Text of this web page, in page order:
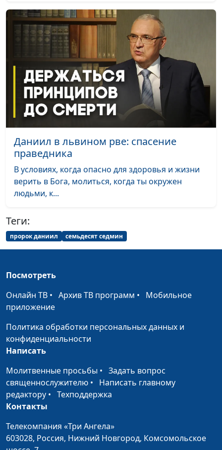
Даниил в львином рве: спасение
праведника
В условиях, когда опасно для здоровья и жизни
верить в Бога, молиться, когда ты окружен
людьми, к...
Теги:
пророк даниил семьдесят седмин
Посмотреть
Онлайн ТВ • Архив ТВ программ • Мобильное
приложение
Политика обработки персональных данных и
конфиденциальности
Написать
Молитвенные просьбы • Задать вопрос
священнослужителю • Написать главному
редактору • Техподдержка
Контакты
Телекомпания «Три Ангела»
603028, Россия, Нижний Новгород, Комсомольское